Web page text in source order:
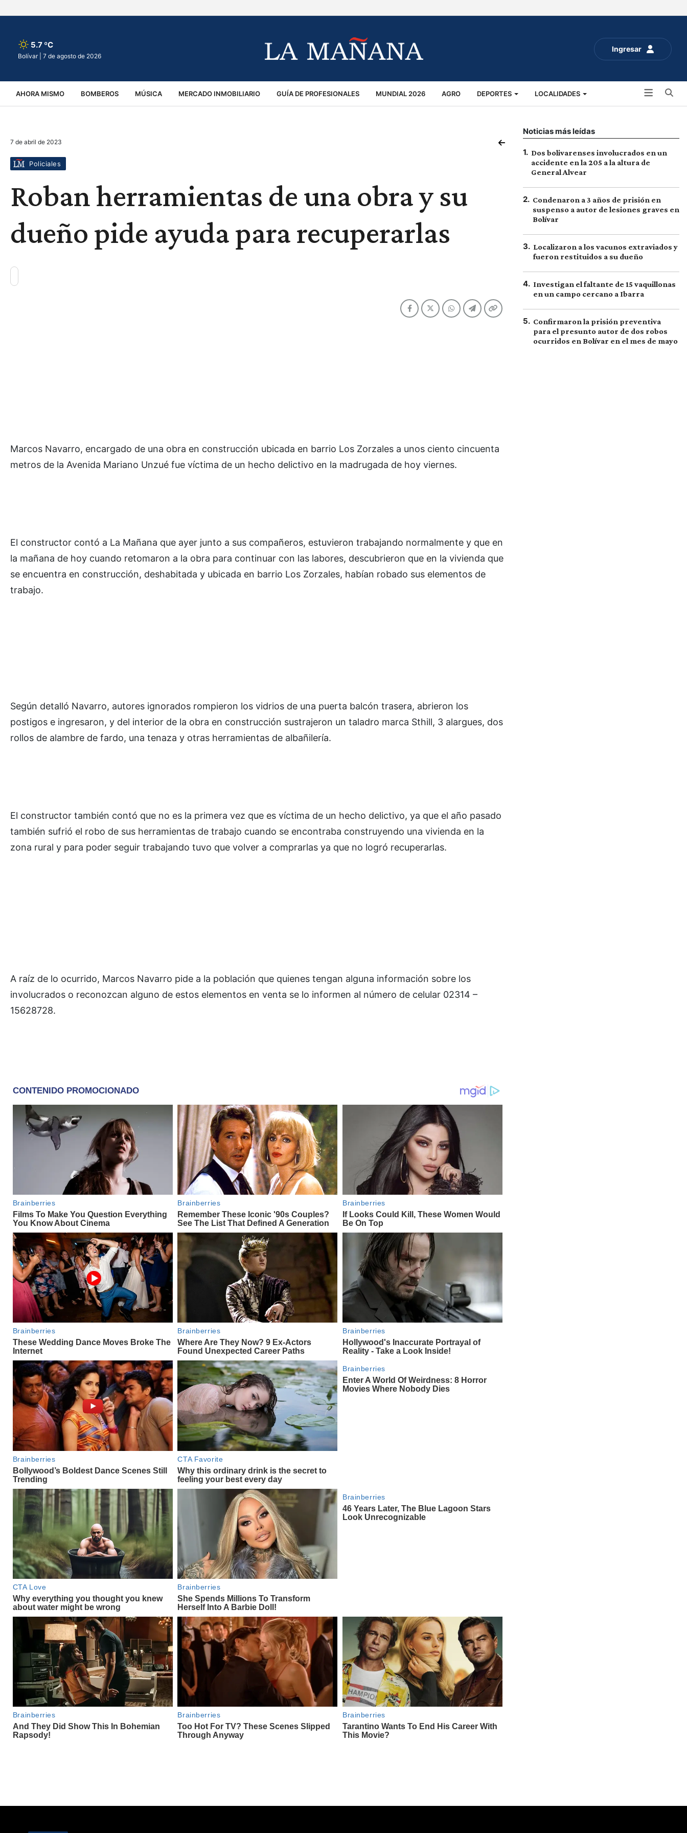
Ingresar
5.7 ºC
Bolívar | 7 de agosto de 2026
AHORA MISMO BOMBEROS MÚSICA MERCADO INMOBILIARIO GUÍA DE PROFESIONALES MUNDIAL 2026 AGRO DEPORTES LOCALIDADES
VIRALES ACCIDENTES
7 de abril de 2023
Policiales
Roban herramientas de una obra y su
dueño pide ayuda para recuperarlas
Marcos Navarro, encargado de una obra en construcción ubicada en barrio Los Zorzales a unos ciento cincuenta
metros de la Avenida Mariano Unzué fue víctima de un hecho delictivo en la madrugada de hoy viernes.
El constructor contó a La Mañana que ayer junto a sus compañeros, estuvieron trabajando normalmente y que en
la mañana de hoy cuando retomaron a la obra para continuar con las labores, descubrieron que en la vivienda que
se encuentra en construcción, deshabitada y ubicada en barrio Los Zorzales, habían robado sus elementos de
trabajo.
Según detalló Navarro, autores ignorados rompieron los vidrios de una puerta balcón trasera, abrieron los
postigos e ingresaron, y del interior de la obra en construcción sustrajeron un taladro marca Sthill, 3 alargues, dos
rollos de alambre de fardo, una tenaza y otras herramientas de albañilería.
El constructor también contó que no es la primera vez que es víctima de un hecho delictivo, ya que el año pasado
también sufrió el robo de sus herramientas de trabajo cuando se encontraba construyendo una vivienda en la
zona rural y para poder seguir trabajando tuvo que volver a comprarlas ya que no logró recuperarlas.
A raíz de lo ocurrido, Marcos Navarro pide a la población que quienes tengan alguna información sobre los
involucrados o reconozcan alguno de estos elementos en venta se lo informen al número de celular 02314 –
15628728.
Noticias más leídas
1. Dos bolivarenses involucrados en un
accidente en la 205 a la altura de
General Alvear
2. Condenaron a 3 años de prisión en
suspenso a autor de lesiones graves en
Bolívar
3. Localizaron a los vacunos extraviados y
fueron restituidos a su dueño
4. Investigan el faltante de 15 vaquillonas
en un campo cercano a Ibarra
5. Confirmaron la prisión preventiva
para el presunto autor de dos robos
ocurridos en Bolívar en el mes de mayo